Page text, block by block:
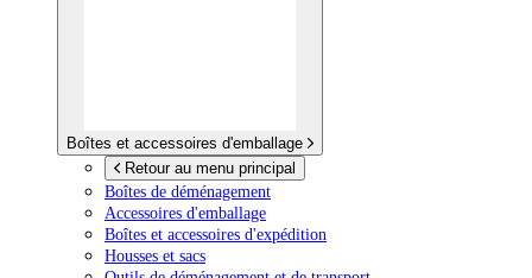
Boîtes et accessoires d'emballage
Retour au menu principal
Boîtes de déménagement
Accessoires d'emballage
Boîtes et accessoires d'expédition
Housses et sacs